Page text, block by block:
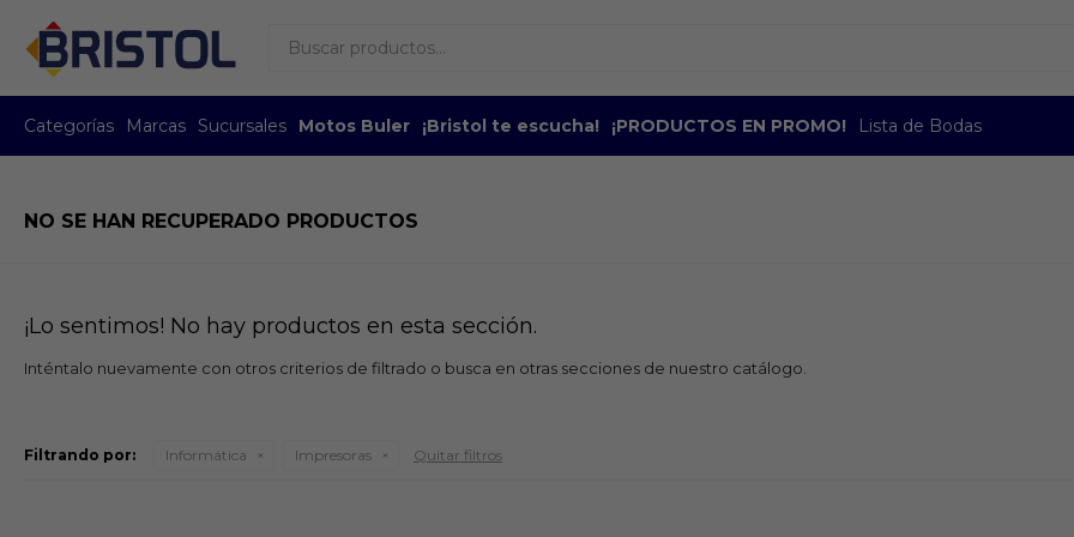
Categorías Marcas Sucursales Motos Buler ¡Bristol te escucha! ¡PRODUCTOS EN PROMO! Lista de Bodas
NO SE HAN RECUPERADO PRODUCTOS
¡Lo sentimos! No hay productos en esta sección.
Inténtalo nuevamente con otros criterios de filtrado o busca en otras secciones de nuestro catálogo.
Filtrando por: Informática Impresoras Quitar filtros